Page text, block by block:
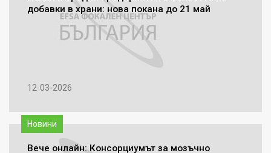
добавки в храни: нова покана до 21 май
12-03-2026
Новини
Вече онлайн: Консорциумът за мозъчно